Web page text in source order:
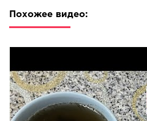
Похожее видео: